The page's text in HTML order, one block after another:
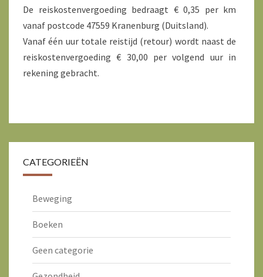
De reiskostenvergoeding bedraagt € 0,35 per km
vanaf postcode 47559 Kranenburg (Duitsland).
Vanaf één uur totale reistijd (retour) wordt naast de
reiskostenvergoeding € 30,00 per volgend uur in
rekening gebracht.
CATEGORIEËN
Beweging
Boeken
Geen categorie